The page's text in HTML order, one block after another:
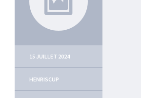
15 JUILLET 2024
HENRISCUP